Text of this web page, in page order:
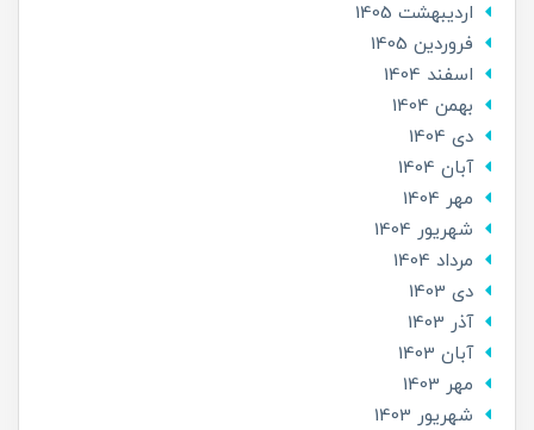
ارديبهشت 1405
فروردین 1405
اسفند 1404
بهمن 1404
دی 1404
آبان 1404
مهر 1404
شهریور 1404
مرداد 1404
دی 1403
آذر 1403
آبان 1403
مهر 1403
شهریور 1403